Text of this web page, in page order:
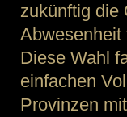
zukünftig die
Abwesenheit
Diese Wahl
einfachen
Provinzen